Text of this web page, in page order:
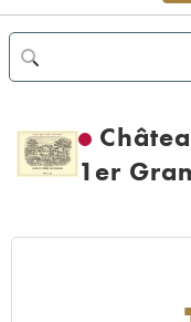
1er